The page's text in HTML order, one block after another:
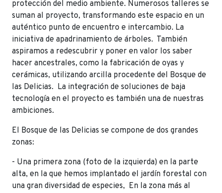
protección del medio ambiente. Numerosos talleres se
suman al proyecto, transformando este espacio en un
auténtico punto de encuentro e intercambio. La
iniciativa de apadrinamiento de árboles. También
aspiramos a redescubrir y poner en valor los saber
hacer ancestrales, como la fabricación de oyas y
cerámicas, utilizando arcilla procedente del Bosque de
las Delicias. La integración de soluciones de baja
tecnología en el proyecto es también una de nuestras
ambiciones.
El Bosque de las Delicias se compone de dos grandes
zonas:
- Una primera zona (foto de la izquierda) en la parte
alta, en la que hemos implantado el jardín forestal con
una gran diversidad de especies, En la zona más al